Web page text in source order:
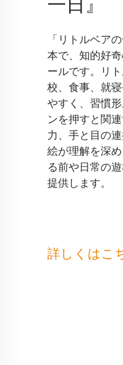
かわいいパン
12種類の楽し
ボタンが光り
赤ちゃんの手
教育を促進し
ABS安全素材、
い設計
詳しくはこ